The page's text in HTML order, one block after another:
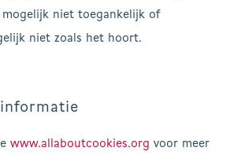
mogelijk niet toegankelijk of
niet zoals het hoort.
www.allaboutcookies.org voor meer